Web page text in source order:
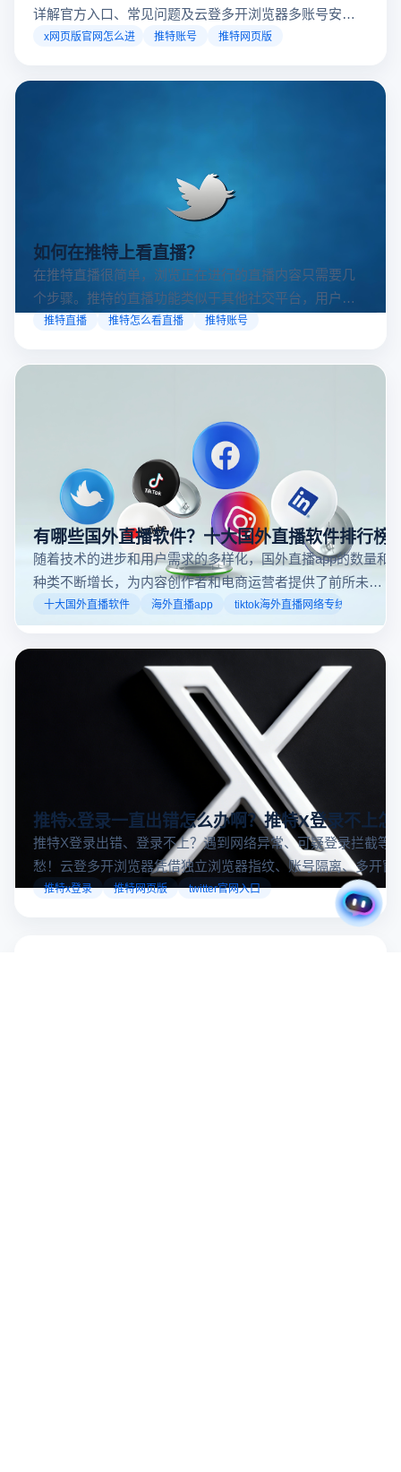
详解官方入口、常见问题及云登多开浏览器多账号安全
访问方案，助你稳定登录高效运营。
x网页版官网怎么进 推特账号 推特网页版
如何在推特上看直播？
在推特直播很简单，浏览正在进行的直播内容只需要几
个步骤。推特的直播功能类似于其他社交平台，用户可
以通过关注自己喜欢的账号、浏览话题标签或查看实时
可以随时随地参与实时互动，无论是关注新闻事件、休
推特直播 推特怎么看直播 推特账号
有哪些国外直播软件？十大国外直播软件排行榜
随着技术的进步和用户需求的多样化，国外直播app的数量和
种类不断增长，为内容创作者和电商运营者提供了前所未有
的机遇。如果你是一个跨境电商从业者，想要了解2025年十
大国外直播软件排行榜，那么你来对地方了！接下来跟着云
登多开浏览器一起来了解海外直播平台哪些最受欢迎。
十大国外直播软件 海外直播app tiktok海外直播网络专线
推特x登录一直出错怎么办啊？推特X登录不上怎
推特X登录出错、登录不上？遇到网络异常、可疑登录拦截等
愁！云登多开浏览器凭借独立浏览器指纹、账号隔离、多开窗
对性解决登录难题，让推特X登录更稳定安全～
推特x登录 推特网页版 twitter官网入口